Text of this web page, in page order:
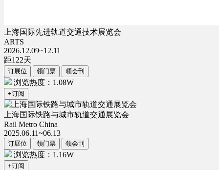
上海国际先进轨道交通技术展览会
ARTS
2026.12.09~12.11
距122天
订展位 领门票 领会刊
浏览热度：1.08W
+订阅
上海国际铁路与城市轨道交通展览会
Rail Metro China
2025.06.11~06.13
订展位 领门票 领会刊
浏览热度：1.16W
+订阅